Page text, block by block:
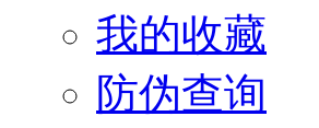
我的收藏
防伪查询